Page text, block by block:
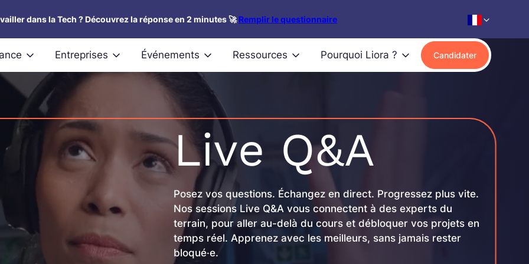
dans la Tech ? Découvrez la réponse en 2 minutes 🚀Remplir le questionnaire
Entreprises Événements Ressources Pourquoi Liora ? Candidater
Live Q&A
Posez vos questions. Échangez en direct. Progressez plus vite.
Nos sessions Live Q&A vous connectent à des experts du
terrain, pour aller au-delà du cours et débloquer vos projets en
temps réel. Apprenez avec les meilleurs, sans jamais rester
bloqué·e.